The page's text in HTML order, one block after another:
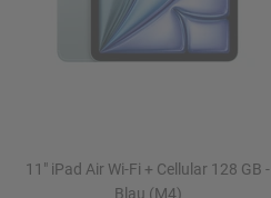
11" iPad Air Wi-Fi + Cellular 128 GB -
Blau (M4)